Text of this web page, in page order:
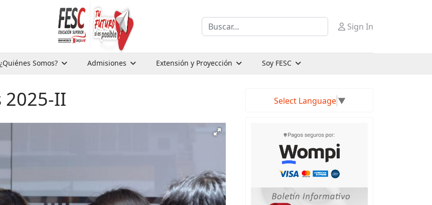
Buscar Sign In
¿Quiénes Somos? Admisiones Extensión y Proyección Soy FESC
2025-II Select Language ▼